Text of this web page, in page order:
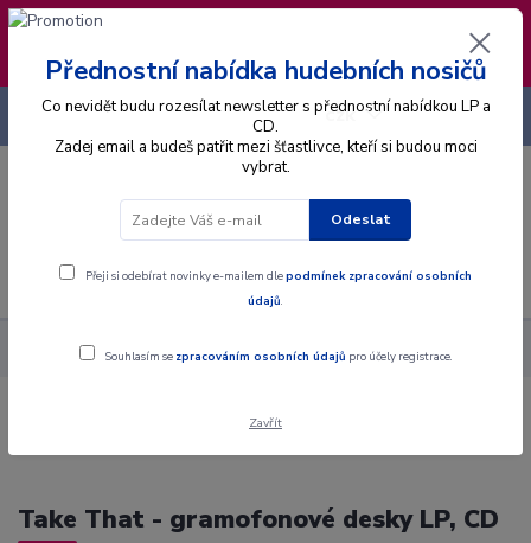
❣️ Od 4.8. do 13.8. čerpám dovolenou. Datum
expedice objednávek se posouvá na pátek
14.8.2026 🐋
Menu
CZK
+420 725 736 293
Interpret T Take That
Take That - gramofonové desky LP, CD
Přednostní nabídka hudebních nosičů
Co nevidět budu rozesílat newsletter s přednostní nabídkou LP a
CD.
Zadej email a budeš patřit mezi šťastlivce, kteří si budou moci
vybrat.
Odeslat
Přeji si odebírat novinky e-mailem dlepodmínek zpracování osobních
údajů.
Souhlasím se zpracováním osobních údajů pro účely registrace.
Zavřít